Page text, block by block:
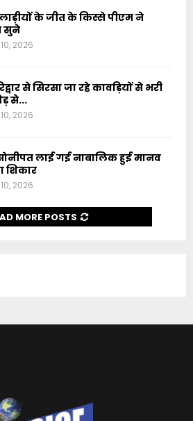
के जीत के किस्से पीएम ने
सुने
2026
से सिरसा जा रहे कावड़ियों से भरी
से...
2026
लाई गई नाबालिक हुई मानव
शिकार
2026
MORE POSTS